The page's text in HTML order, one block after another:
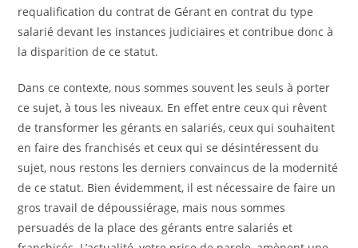
requalification du contrat de Gérant en contrat du type
salarié devant les instances judiciaires et contribue donc à
la disparition de ce statut.
Dans ce contexte, nous sommes souvent les seuls à porter
ce sujet, à tous les niveaux. En effet entre ceux qui rêvent
de transformer les gérants en salariés, ceux qui souhaitent
en faire des franchisés et ceux qui se désintéressent du
sujet, nous restons les derniers convaincus de la modernité
de ce statut. Bien évidemment, il est nécessaire de faire un
gros travail de dépoussiérage, mais nous sommes
persuadés de la place des gérants entre salariés et